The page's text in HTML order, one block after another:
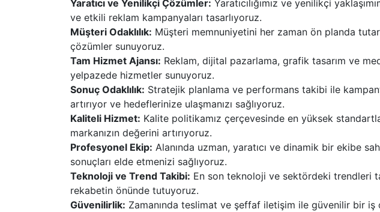
Yaratıcı ve Yenilikçi Çözümler: Yaratıcılığımız ve yenilikçi
ve etkili reklam kampanyaları tasarlıyoruz.
Müşteri Odaklılık: Müşteri memnuniyetini her zaman ön planda
çözümler sunuyoruz.
Tam Hizmet Ajansı: Reklam, dijital pazarlama, grafik tasarım ve
yelpazede hizmetler sunuyoruz.
Sonuç Odaklılık: Stratejik planlama ve performans takibi ile
artırıyor ve hedeflerinize ulaşmanızı sağlıyoruz.
Kaliteli Hizmet: Kalite politikamız çerçevesinde en yüksek
markanızın değerini artırıyoruz.
Profesyonel Ekip: Alanında uzman, yaratıcı ve dinamik bir ekibe
sonuçları elde etmenizi sağlıyoruz.
Teknoloji ve Trend Takibi: En son teknoloji ve sektördeki trendleri
rekabetin önünde tutuyoruz.
Güvenilirlik: Zamanında teslimat ve şeffaf iletişim ile güvenilir bir iş